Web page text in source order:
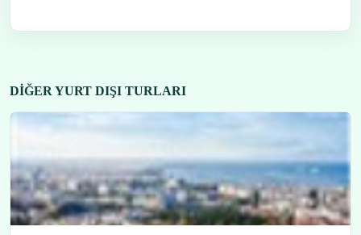
DIĞER YURT DIŞI TURLARI